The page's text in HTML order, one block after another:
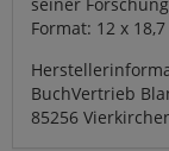
Format: 12 x
BuchVertrieb
85256